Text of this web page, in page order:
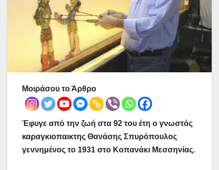
Μοιράσου το Άρθρο
Έφυγε από την ζωή στα 92 του έτη ο γνωστός
καραγκιοπαικτης Θανάσης Σπυρόπουλος
γεννημένος το 1931 στο Κοπανάκι Μεσσηνίας.